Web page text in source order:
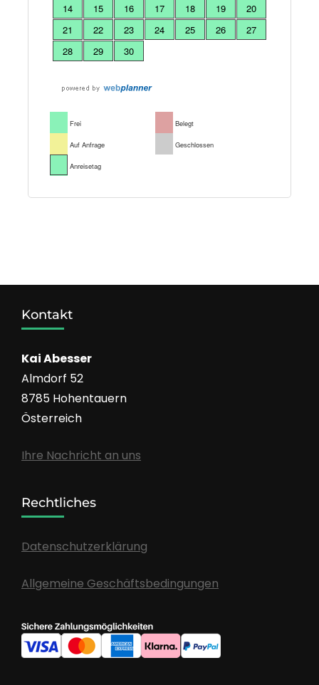
Kontakt
Kai Abesser
Almdorf 52
8785 Hohentauern
Österreich
Ihre Nachricht an uns
Rechtliches
Datenschutzerklärung
Allgemeine Geschäftsbedingungen